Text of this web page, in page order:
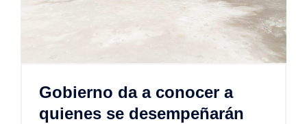
Gobierno da a conocer a
quienes se desempeñarán